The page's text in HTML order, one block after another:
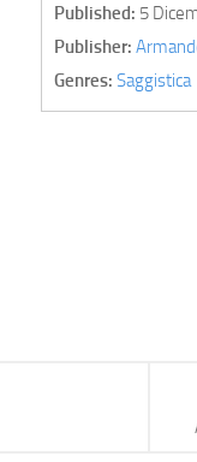
Published: 5
Publisher:
Genres: Saggistica